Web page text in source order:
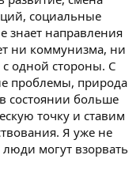
социальные
знает направления
ни коммунизма, ни
одной стороны. С
проблемы, природа
состоянии больше
точку и ставим
Я уже не
могут взорвать